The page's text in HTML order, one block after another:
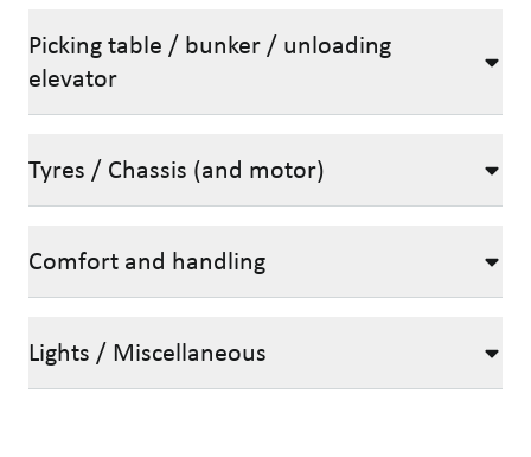
Picking table / bunker / unloading
elevator
Tyres / Chassis (and motor)
Comfort and handling
Lights / Miscellaneous